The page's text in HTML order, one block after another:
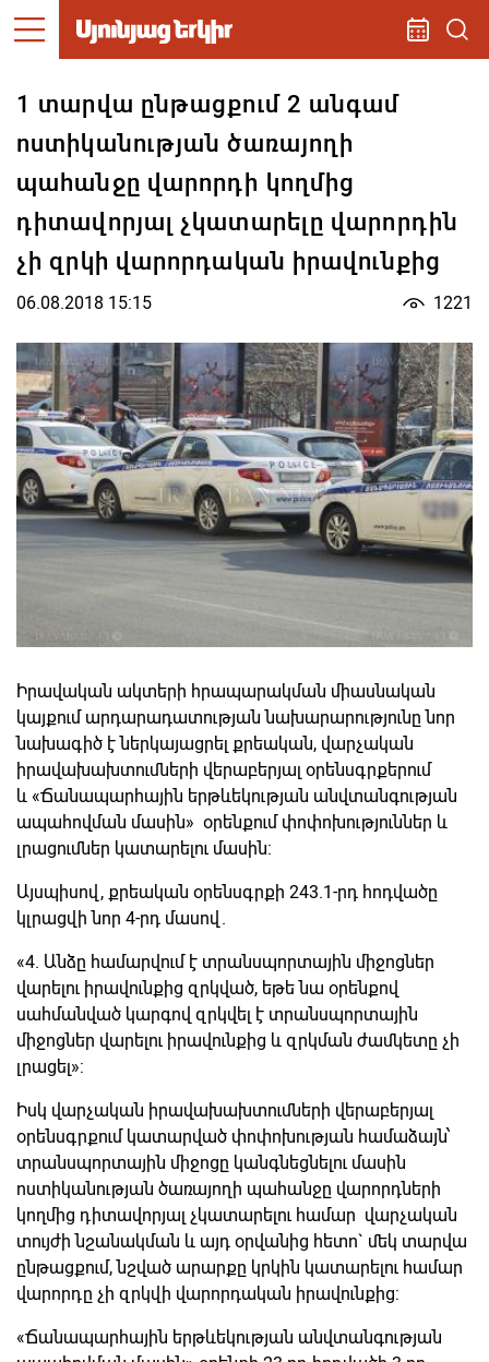
1 տարվա ընթացքում 2 անգամ
ոստիկանության ծառայողի
պահանջը վարորդի կողմից
դիտավորյալ չկատարելը վարորդին
չի զրկի վարորդական իրավունքից
06.08.2018 15:15 1221
Իրավական ակտերի հրապարակման միասնական
կայքում արդարադատության նախարարությունը նոր
նախագիծ է ներկայացրել քրեական, վարչական
իրավախախտումների վերաբերյալ օրենսգրքերում
և «Ճանապարհային երթևեկության անվտանգության
ապահովման մասին» օրենքում փոփոխություններ և
լրացումներ կատարելու մասին:
Այսպիսով, քրեական օրենսգրքի 243.1-րդ հոդվածը
կլրացվի նոր 4-րդ մասով.
«4. Անձը համարվում է տրանսպորտային միջոցներ
վարելու իրավունքից զրկված, եթե նա օրենքով
սահմանված կարգով զրկվել է տրանսպորտային
միջոցներ վարելու իրավունքից և զրկման ժամկետը չի
լրացել»:
Իսկ վարչական իրավախախտումների վերաբերյալ
օրենսգրքում կատարված փոփոխության համաձայն՝
տրանսպորտային միջոցը կանգնեցնելու մասին
ոստիկանության ծառայողի պահանջը վարորդների
կողմից դիտավորյալ չկատարելու համար վարչական
տույժի նշանակման և այդ օրվանից հետո` մեկ տարվա
ընթացքում, նշված արարքը կրկին կատարելու համար
վարորդը չի զրկվի վարորդական իրավունքից:
«Ճանապարհային երթևեկության անվտանգության